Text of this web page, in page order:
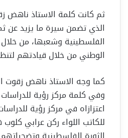
ثم كانت كلمة الاستاذ ناهض
الذي تضمن سيرة ما يزيد عن
الفلسطينية وشعبها، من خلال
الوطني من خلال قيادتهم
كما وجه الاستاذ ناهض زقوت
وفي كلمة مركز رؤية
اعتزازاه في مركز رؤية
للكاتب اللواء ركن عرابي